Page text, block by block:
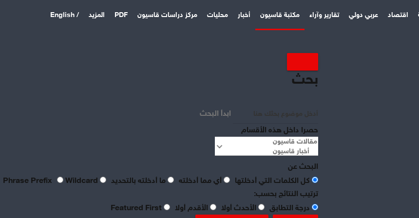
اقتصاد عربي دولي تقارير وآراء مكتبة قاسيون أخبار محليات مركز دراسات قاسيون PDF المزيد / English
بحث
ابدأ البحث
حصرا داخل هذه الأقسام
البحث عن
كل الكلمات التي أدخلتها
أي مما أدخلته ما أدخلته بالتحديد
Wildcard
ترتيب النتائج بحسب:
درجة التطابق
الأحدث أولا الأقدم أولا
السورية: «عن جد نزعتا»
تنظيم العمال: ضرورة
موضوعية للدفاع عن الحقوق